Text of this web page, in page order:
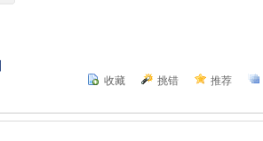
收藏 挑错 推荐